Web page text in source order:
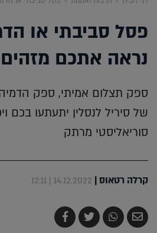
פסל סביבתי או
נראה אתכם מזהים
ספק תצלום אמיתי, ספק הדמיה
של סיריל לנסלין יתעתעו בכם
סוריאליסטי מרתק
קרלה רטאוס|
14.12.2022 | 12:11
שלח
בדואר
שתף
ב-
צייץ
ב-
שתף
ב-